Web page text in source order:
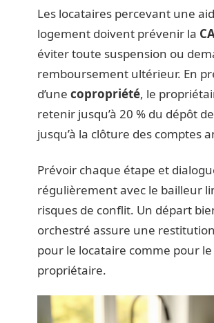
Les locataires percevant une
logement doivent prévenir la
éviter toute suspension ou
remboursement ultérieur. En
d’une copropriété, le
retenir jusqu’à 20 % du dépôt
jusqu’à la clôture des comptes
Prévoir chaque étape et
régulièrement avec le bailleur
risques de conflit. Un départ
orchestré assure une
pour le locataire comme pour le
propriétaire.